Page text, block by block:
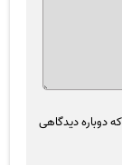
دوباره دیدگاهی